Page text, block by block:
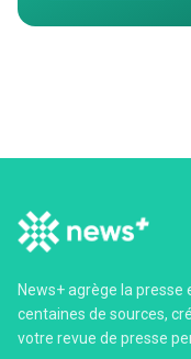
News+ agrège la presse
centaines de sources,
votre revue de presse